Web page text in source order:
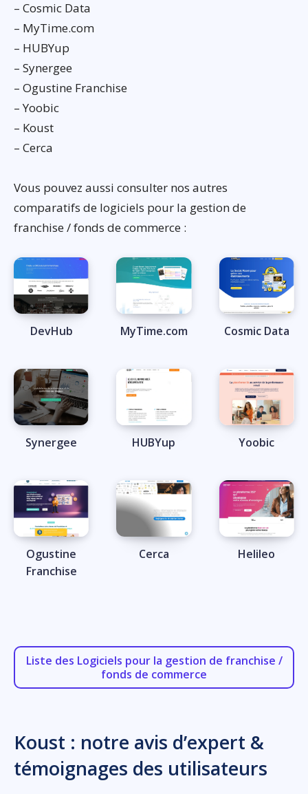
– Cosmic Data
– MyTime.com
– HUBYup
– Synergee
– Ogustine Franchise
– Yoobic
– Koust
– Cerca
Vous pouvez aussi consulter nos autres
comparatifs de logiciels pour la gestion de
franchise / fonds de commerce :
DevHub MyTime.com Cosmic Data
Synergee HUBYup Yoobic
Ogustine
Franchise
Cerca Helileo
Liste des Logiciels pour la gestion de franchise /
fonds de commerce
Koust : notre avis d’expert &
témoignages des utilisateurs